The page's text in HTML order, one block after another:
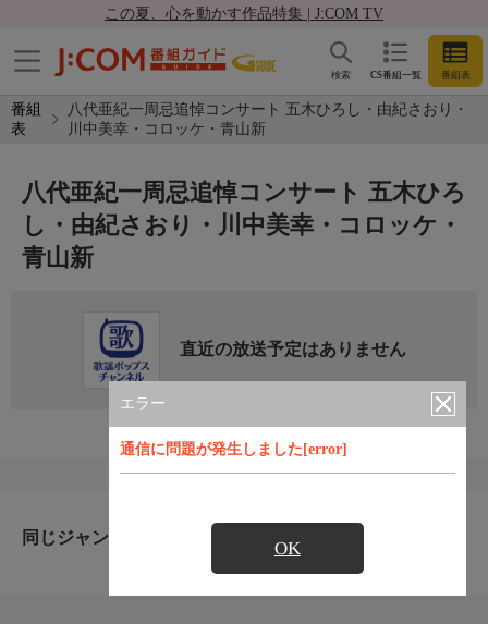
この夏、心を動かす作品特集 | J:COM TV
CS番組一覧 番組表
検索
番組
表
八代亜紀一周忌追悼コンサート 五木ひろし・由紀さおり・
川中美幸・コロッケ・青山新
エラー
通信に問題が発生しました[error]
OK
八代亜紀一周忌追悼コンサート 五木ひろ
し・由紀さおり・川中美幸・コロッケ・
青山新
直近の放送予定はありません
同じジャンルのおすすめ番組